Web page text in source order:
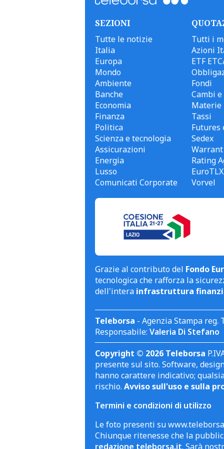
SEZIONI
Tutte le notizie
Italia
Europa
Mondo
Ambiente
Banche
Economia
Finanza
Politica
Scienza e tecnologia
Assicurazioni
Energia
Lusso
Comunicati Corporate
Tutti i
Azioni
ETF
Fondi
Cambi
Materie
Tassi
Futures
Sedex
Warrant
Rating
EuroTLX
Vorvel
Grazie al contributo del Fondo
tecnologica che rafforza la
dell'intera infrastruttura
Teleborsa - Agenzia Stampa
Responsabile: Valeria Di Stefano
Copyright © 2026 Teleborsa
presente sul sito. Software,
hanno carattere indicativo;
rischio. Avviso sull'uso e sulla
Termini e condizioni di utilizzo
Le foto presenti su
Chiunque ritenesse che la
redazione teleborsa.it. Sarà